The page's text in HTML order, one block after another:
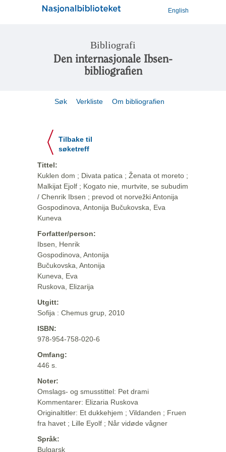
English
Bibliografi
Den internasjonale Ibsen-
bibliografien
Søk Verkliste Om bibliografien
Tilbake til
søketreff
Tittel:
Kuklen dom ; Divata patica ; Ženata ot moreto ;
Malkijat Ejolf ; Kogato nie, murtvite, se subudim
/ Chenrik Ibsen ; prevod ot norvežki Antonija
Gospodinova, Antonija Bučukovska, Eva
Kuneva
Forfatter/person:
Ibsen, Henrik
Gospodinova, Antonija
Bučukovska, Antonija
Kuneva, Eva
Ruskova, Elizarija
Utgitt:
Sofija : Chemus grup, 2010
ISBN:
978-954-758-020-6
Omfang:
446 s.
Noter:
Omslags- og smusstittel: Pet drami
Kommentarer: Elizaria Ruskova
Originaltitler: Et dukkehjem ; Vildanden ; Fruen
fra havet ; Lille Eyolf ; Når vidøde vågner
Språk:
Bulgarsk